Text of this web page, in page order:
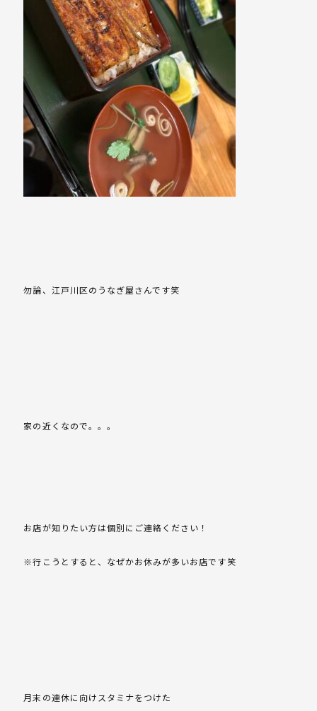
勿論、江戸川区のうなぎ屋さんです笑
家の近くなので。。。
お店が知りたい方は個別にご連絡ください！
※行こうとすると、なぜかお休みが多いお店です笑
月末の連休に向けスタミナをつけた